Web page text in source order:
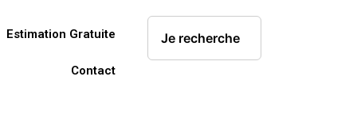
Estimation Gratuite
Contact